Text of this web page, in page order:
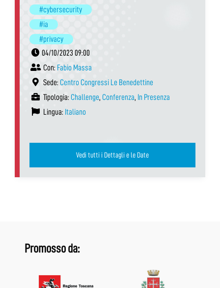
#cybersecurity
#ia
#privacy
04/10/2023 09:00
Con: Fabio Massa
Sede: Centro Congressi Le Benedettine
Tipologia: Challenge, Conferenza, In Presenza
Lingua: Italiano
Vedi tutti i Dettagli e le Date
Promosso da: